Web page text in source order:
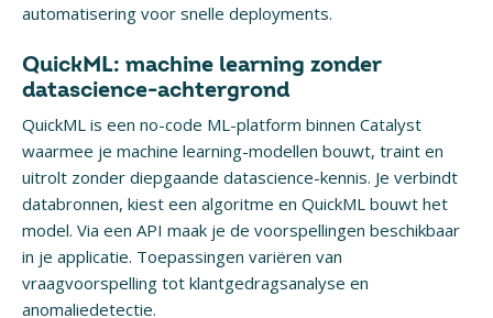
automatisering voor snelle deployments.
QuickML: machine learning zonder
datascience-achtergrond
QuickML is een no-code ML-platform binnen Catalyst
waarmee je machine learning-modellen bouwt, traint en
uitrolt zonder diepgaande datascience-kennis. Je verbindt
databronnen, kiest een algoritme en QuickML bouwt het
model. Via een API maak je de voorspellingen beschikbaar
in je applicatie. Toepassingen variëren van
vraagvoorspelling tot klantgedragsanalyse en
anomaliedetectie.